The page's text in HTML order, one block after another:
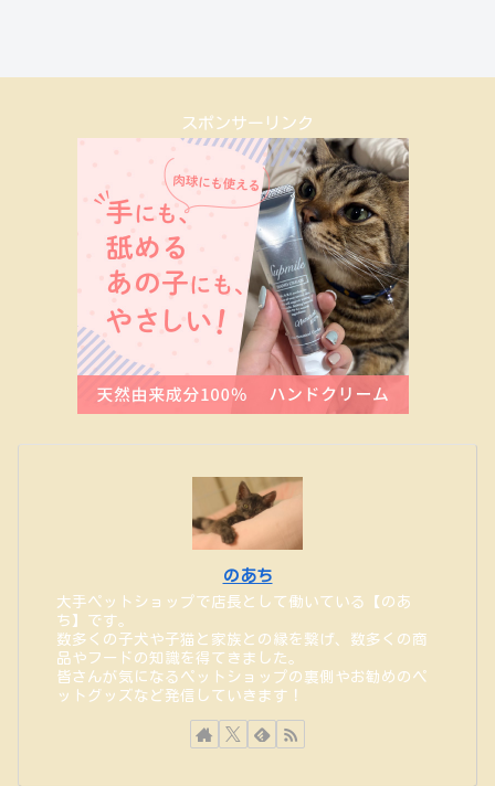
スポンサーリンク
のあち
大手ペットショップで店長として働いている【のあ
ち】です。
数多くの子犬や子猫と家族との縁を繋げ、数多くの商
品やフードの知識を得てきました。
皆さんが気になるペットショップの裏側やお勧めのペ
ットグッズなど発信していきます！